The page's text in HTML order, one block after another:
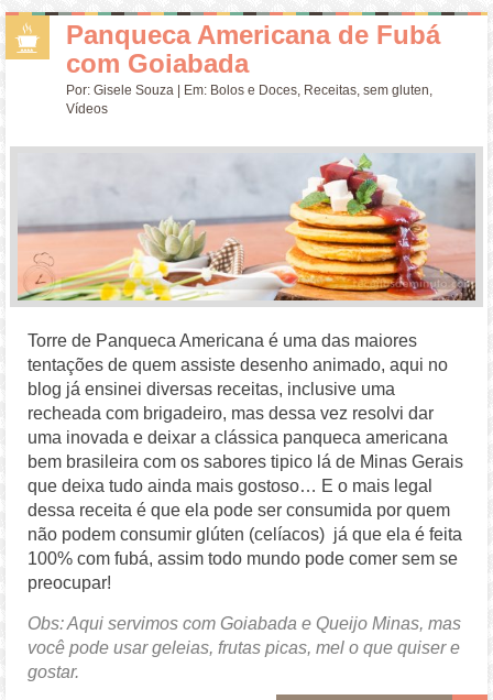
Panqueca Americana de Fubá
com Goiabada
Por:Gisele Souza | Em: Bolos e Doces, Receitas,sem gluten,
Vídeos
Torre de Panqueca Americana é uma das maiores
tentações de quem assiste desenho animado, aqui no
blog já ensinei diversas receitas, inclusive uma
recheada com brigadeiro, mas dessa vez resolvi dar
uma inovada e deixar a clássica panqueca americana
bem brasileira com os sabores tipico lá de Minas Gerais
que deixa tudo ainda mais gostoso… E o mais legal
dessa receita é que ela pode ser consumida por quem
não podem consumir glúten (celíacos) já que ela é feita
100% com fubá, assim todo mundo pode comer sem se
preocupar!
Obs: Aqui servimos com Goiabada e Queijo Minas, mas
você pode usar geleias, frutas picas, mel o que quiser e
gostar.